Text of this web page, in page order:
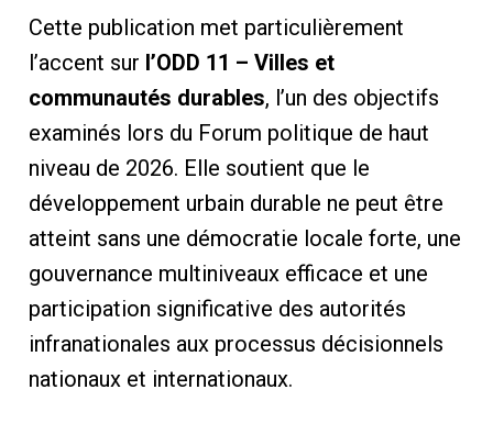
Cette publication met particulièrement
l’accent sur l’ODD 11 – Villes et
communautés durables, l’un des objectifs
examinés lors du Forum politique de haut
niveau de 2026. Elle soutient que le
développement urbain durable ne peut être
atteint sans une démocratie locale forte, une
gouvernance multiniveaux efficace et une
participation significative des autorités
infranationales aux processus décisionnels
nationaux et internationaux.